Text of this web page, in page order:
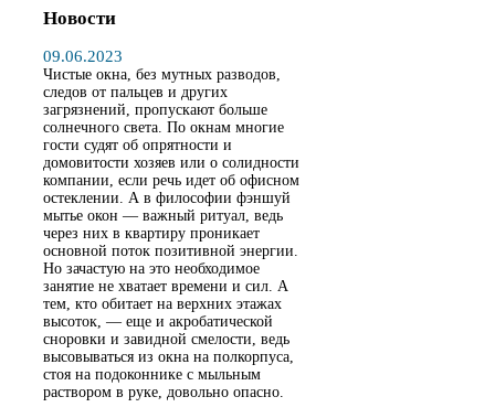
Новости
09.06.2023
Чистые окна, без мутных разводов,
следов от пальцев и других
загрязнений, пропускают больше
солнечного света. По окнам многие
гости судят об опрятности и
домовитости хозяев или о солидности
компании, если речь идет об офисном
остеклении. А в философии фэншуй
мытье окон — важный ритуал, ведь
через них в квартиру проникает
основной поток позитивной энергии.
Но зачастую на это необходимое
занятие не хватает времени и сил. А
тем, кто обитает на верхних этажах
высоток, — еще и акробатической
сноровки и завидной смелости, ведь
высовываться из окна на полкорпуса,
стоя на подоконнике с мыльным
раствором в руке, довольно опасно.